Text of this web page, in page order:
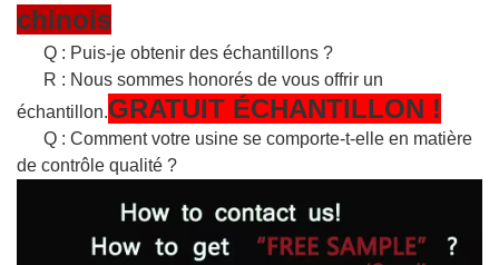
chinois
Q : Puis-je obtenir des échantillons ?
R : Nous sommes honorés de vous offrir un
échantillon.GRATUIT ÉCHANTILLON !
Q : Comment votre usine se comporte-t-elle en matière
de contrôle qualité ?